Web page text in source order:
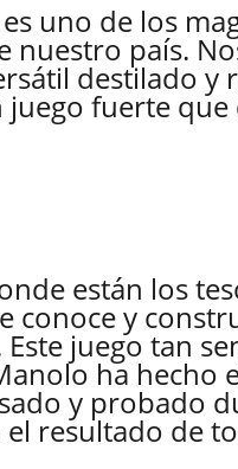
uno de los
nuestro país.
destilado
juego fuerte
están los
conoce y
juego tan
ha hecho
y probado
resultado de